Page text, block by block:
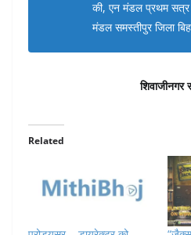
की, एन मंडल प्रथम
मंडल समस्तीपुर जिला
Related